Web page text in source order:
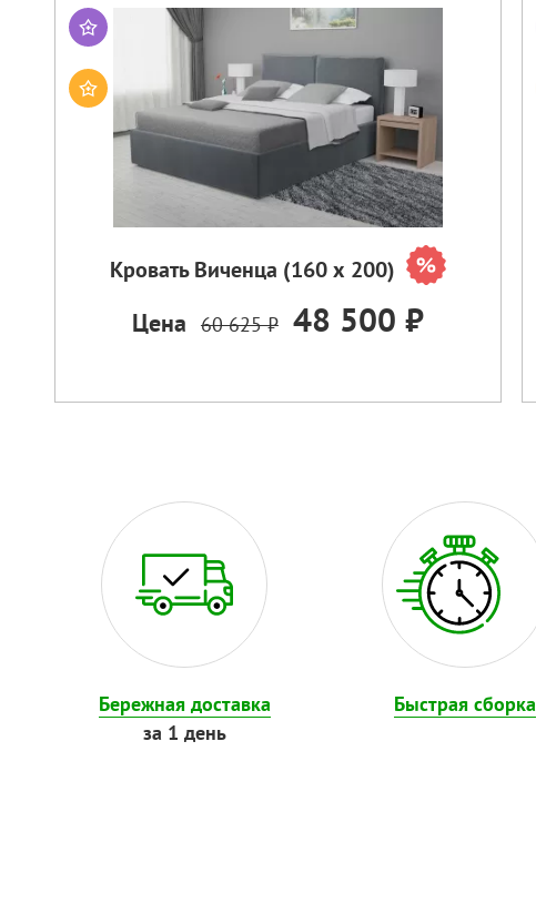
Кровать Виченца (160 х 200)
Цена 60 625 ₽ 48 500 ₽
Бережная доставка
за 1 день
Быстрая сборка